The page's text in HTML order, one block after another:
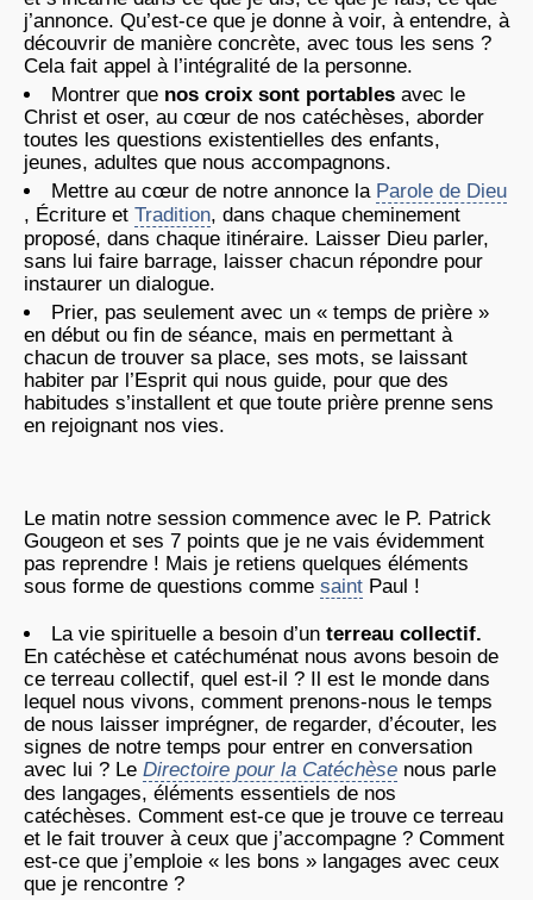
j’annonce. Qu’est-ce que je donne à voir, à entendre, à
découvrir de manière concrète, avec tous les sens ?
Cela fait appel à l’intégralité de la personne.
Montrer que nos croix sont portables avec le
Christ et oser, au cœur de nos catéchèses, aborder
toutes les questions existentielles des enfants,
jeunes, adultes que nous accompagnons.
Mettre au cœur de notre annonce la Parole de Dieu
, Écriture et Tradition, dans chaque cheminement
proposé, dans chaque itinéraire. Laisser Dieu parler,
sans lui faire barrage, laisser chacun répondre pour
instaurer un dialogue.
Prier, pas seulement avec un « temps de prière »
en début ou fin de séance, mais en permettant à
chacun de trouver sa place, ses mots, se laissant
habiter par l’Esprit qui nous guide, pour que des
habitudes s’installent et que toute prière prenne sens
en rejoignant nos vies.
Le matin notre session commence avec le P. Patrick
Gougeon et ses 7 points que je ne vais évidemment
pas reprendre ! Mais je retiens quelques éléments
sous forme de questions comme saint Paul !
La vie spirituelle a besoin d’un terreau collectif.
En catéchèse et catéchuménat nous avons besoin de
ce terreau collectif, quel est-il ? Il est le monde dans
lequel nous vivons, comment prenons-nous le temps
de nous laisser imprégner, de regarder, d’écouter, les
signes de notre temps pour entrer en conversation
avec lui ? Le Directoire pour la Catéchèse nous parle
des langages, éléments essentiels de nos
catéchèses. Comment est-ce que je trouve ce terreau
et le fait trouver à ceux que j’accompagne ? Comment
est-ce que j’emploie « les bons » langages avec ceux
que je rencontre ?